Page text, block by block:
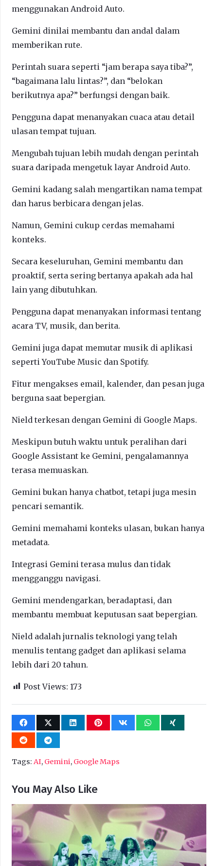
menggunakan Android Auto.
Gemini dinilai membantu dan andal dalam
memberikan rute.
Perintah suara seperti “jam berapa saya tiba?”,
“bagaimana lalu lintas?”, dan “belokan
berikutnya apa?” berfungsi dengan baik.
Pengguna dapat menanyakan cuaca atau detail
ulasan tempat tujuan.
Mengubah tujuan lebih mudah dengan perintah
suara daripada mengetuk layar Android Auto.
Gemini kadang salah mengartikan nama tempat
dan harus berbicara dengan jelas.
Namun, Gemini cukup cerdas memahami
konteks.
Secara keseluruhan, Gemini membantu dan
proaktif, serta sering bertanya apakah ada hal
lain yang dibutuhkan.
Pengguna dapat menanyakan informasi tentang
acara TV, musik, dan berita.
Gemini juga dapat memutar musik di aplikasi
seperti YouTube Music dan Spotify.
Fitur mengakses email, kalender, dan pesan juga
berguna saat bepergian.
Nield terkesan dengan Gemini di Google Maps.
Meskipun butuh waktu untuk peralihan dari
Google Assistant ke Gemini, pengalamannya
terasa memuaskan.
Gemini bukan hanya chatbot, tetapi juga mesin
pencari semantik.
Gemini memahami konteks ulasan, bukan hanya
metadata.
Integrasi Gemini terasa mulus dan tidak
mengganggu navigasi.
Gemini mendengarkan, beradaptasi, dan
membantu membuat keputusan saat bepergian.
Nield adalah jurnalis teknologi yang telah
menulis tentang gadget dan aplikasi selama
lebih dari 20 tahun.
Post Views: 173
Tags: AI, Gemini, Google Maps
You May Also Like